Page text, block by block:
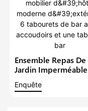
Ensemble Repas De
Jardin Imperméable
Fauteuil, Mobilier
Enquête